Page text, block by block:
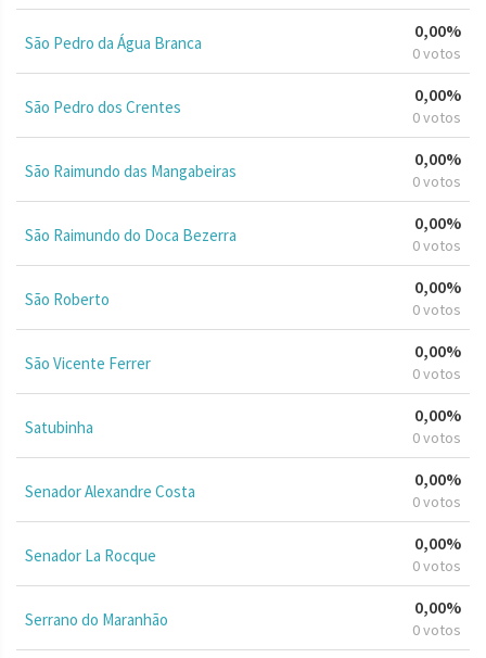
São Pedro da Água Branca
0,00%
0 votos
São Pedro dos Crentes
0,00%
0 votos
São Raimundo das Mangabeiras
0,00%
0 votos
São Raimundo do Doca Bezerra
0,00%
0 votos
São Roberto
0,00%
0 votos
São Vicente Ferrer
0,00%
0 votos
Satubinha
0,00%
0 votos
Senador Alexandre Costa
0,00%
0 votos
Senador La Rocque
0,00%
0 votos
Serrano do Maranhão
0,00%
0 votos